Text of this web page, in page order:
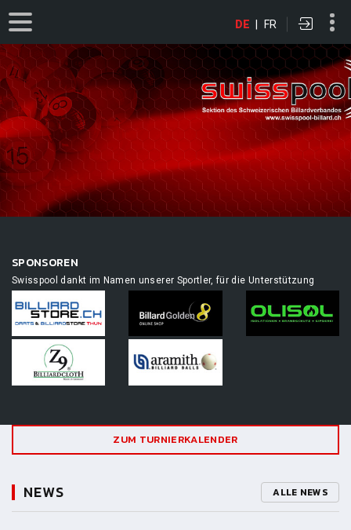
DE | FR
SPONSOREN
Swisspool dankt im Namen unserer Sportler, für die Unterstützung
ZUM TURNIERKALENDER
NEWS ALLE NEWS